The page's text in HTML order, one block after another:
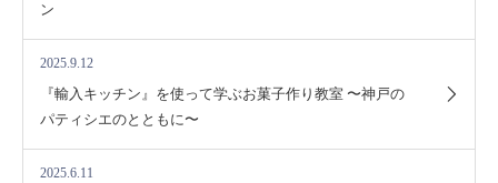
ン
2025.9.12
『輸入キッチン』を使って学ぶお菓子作り教室 〜神戸の
パティシエのとともに〜
2025.6.11